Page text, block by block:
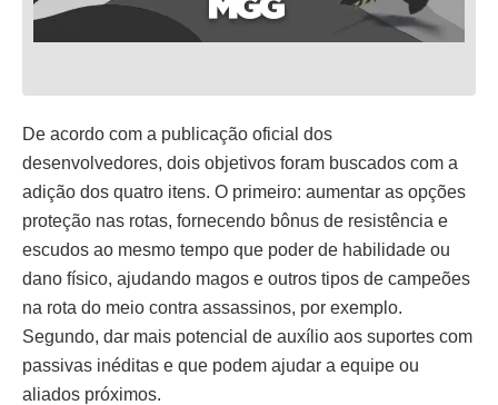
De acordo com a publicação oficial dos
desenvolvedores, dois objetivos foram buscados com a
adição dos quatro itens. O primeiro: aumentar as opções
proteção nas rotas, fornecendo bônus de resistência e
escudos ao mesmo tempo que poder de habilidade ou
dano físico, ajudando magos e outros tipos de campeões
na rota do meio contra assassinos, por exemplo.
Segundo, dar mais potencial de auxílio aos suportes com
passivas inéditas e que podem ajudar a equipe ou
aliados próximos.